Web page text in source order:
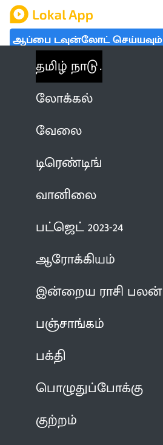
ஆப்பை டவுன்லோட் செய்யவும்
தமிழ் நாடு
லோக்கல்
வேலை
டிரெண்டிங்
வானிலை
பட்ஜெட் 2023-24
ஆரோக்கியம்
இன்றைய ராசி பலன்
பஞ்சாங்கம்
பக்தி
பொழுதுப்போக்கு
குற்றம்